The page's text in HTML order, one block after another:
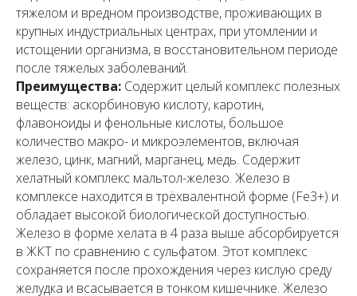
тяжелом и вредном производстве, проживающих в
крупных индустриальных центрах, при утомлении и
истощении организма, в восстановительном периоде
после тяжелых заболеваний.
Преимущества: Содержит целый комплекс полезных
веществ: аскорбиновую кислоту, каротин,
флавоноиды и фенольные кислоты, большое
количество макро- и микроэлементов, включая
железо, цинк, магний, марганец, медь. Содержит
хелатный комплекс мальтол-железо. Железо в
комплексе находится в трёхвалентной форме (Fe3+) и
обладает высокой биологической доступностью.
Железо в форме хелата в 4 раза выше абсорбируется
в ЖКТ по сравнению с сульфатом. Этот комплекс
сохраняется после прохождения через кислую среду
желудка и всасывается в тонком кишечнике. Железо